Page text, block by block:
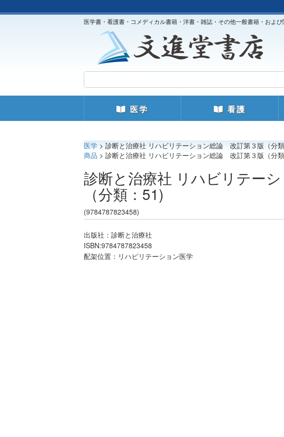
医学書・看護書・コメディカル書籍・洋書・雑誌・その他一般書籍・および
医学 看護
医学 > 診断と治療社 リハビリテーション総論 改訂第３版（分
商品 > 診断と治療社 リハビリテーション総論 改訂第３版（分
診断と治療社 リハビリテー
（分類：51)
(9784787823458)
出版社：診断と治療社
ISBN:9784787823458
配架位置：リハビリテーション医学